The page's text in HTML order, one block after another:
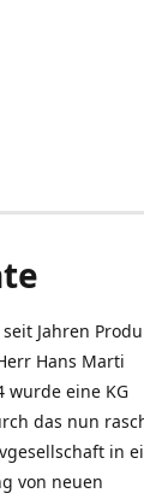
Jahren
Hans Marti
wurde eine KG
das nun
in
von neuen